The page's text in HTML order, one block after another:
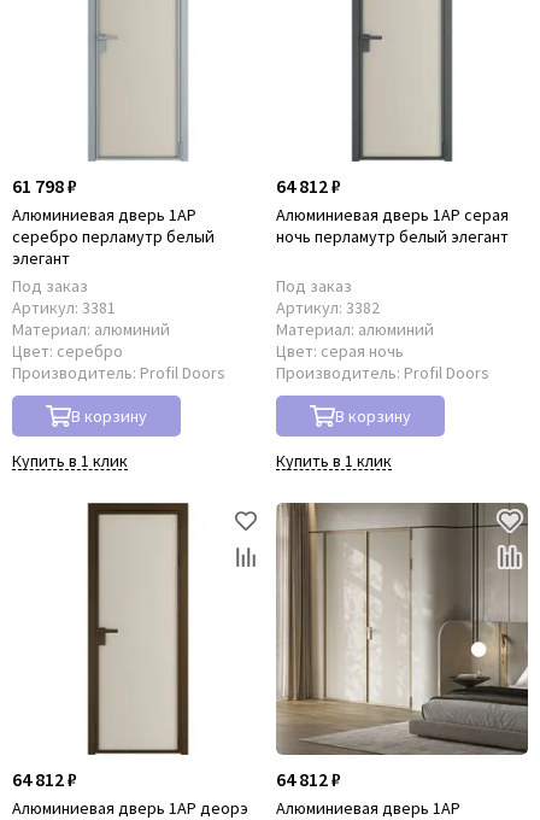
61 798 ₽
Алюминиевая дверь 1AP
серебро перламутр белый
элегант
Под заказ
Артикул: 3381
Материал: алюминий
Цвет: серебро
Производитель: Profil Doors
В корзину
Купить в 1 клик
64 812 ₽
Алюминиевая дверь 1AP серая
ночь перламутр белый элегант
Под заказ
Артикул: 3382
Материал: алюминий
Цвет: серая ночь
Производитель: Profil Doors
В корзину
Купить в 1 клик
64 812 ₽
Алюминиевая дверь 1AP деорэ
64 812 ₽
Алюминиевая дверь 1AP